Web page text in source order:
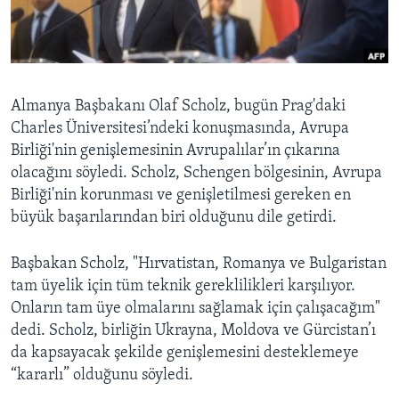
HAYATTAN
SANAT
BIZI TAKIP EDIN
Diller
Almanya Başbakanı Olaf Scholz, bugün Prag'daki
Charles Üniversitesi’ndeki konuşmasında, Avrupa
Birliği'nin genişlemesinin Avrupalılar’ın çıkarına
olacağını söyledi. Scholz, Schengen bölgesinin, Avrupa
Birliği'nin korunması ve genişletilmesi gereken en
büyük başarılarından biri olduğunu dile getirdi.
Başbakan Scholz, "Hırvatistan, Romanya ve Bulgaristan
tam üyelik için tüm teknik gereklilikleri karşılıyor.
Onların tam üye olmalarını sağlamak için çalışacağım"
dedi. Scholz, birliğin Ukrayna, Moldova ve Gürcistan’ı
da kapsayacak şekilde genişlemesini desteklemeye
“kararlı” olduğunu söyledi.